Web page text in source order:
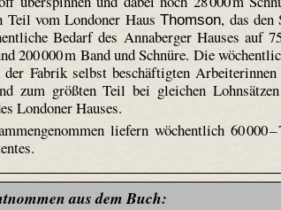
Teil vom Londoner HausThomson, das den
Bedarf des Annaberger Hauses auf
200 000 m Band und Schnüre. Die
Fabrik selbst beschäftigten
zum größten Teil bei gleichen
Londoner Hauses.
liefern wöchentlich 60 000
aus dem Buch: